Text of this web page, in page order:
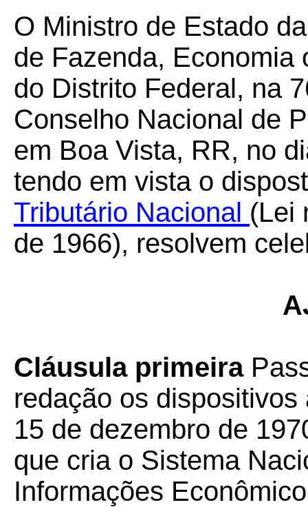
O Ministro de Estado
de Fazenda, Economia
do Distrito Federal, na
Conselho Nacional de
em Boa Vista, RR, no
tendo em vista o
Tributário Nacional (Lei
de 1966), resolvem
Cláusula primeira
redação os
15 de dezembro de
que cria o Sistema
Informações